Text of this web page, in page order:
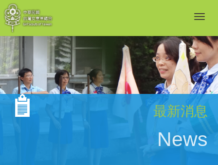
最新消息
News